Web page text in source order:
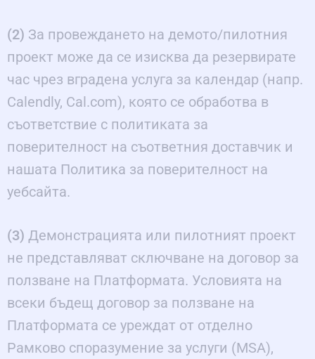
(2) За провеждането на демото/пилотния
проект може да се изисква да резервирате
час чрез вградена услуга за календар (напр.
Calendly, Cal.com), която се обработва в
съответствие с политиката за
поверителност на съответния доставчик и
нашата Политика за поверителност на
уебсайта.
(3) Демонстрацията или пилотният проект
не представляват сключване на договор за
ползване на Платформата. Условията на
всеки бъдещ договор за ползване на
Платформата се уреждат от отделно
Рамково споразумение за услуги (MSA),